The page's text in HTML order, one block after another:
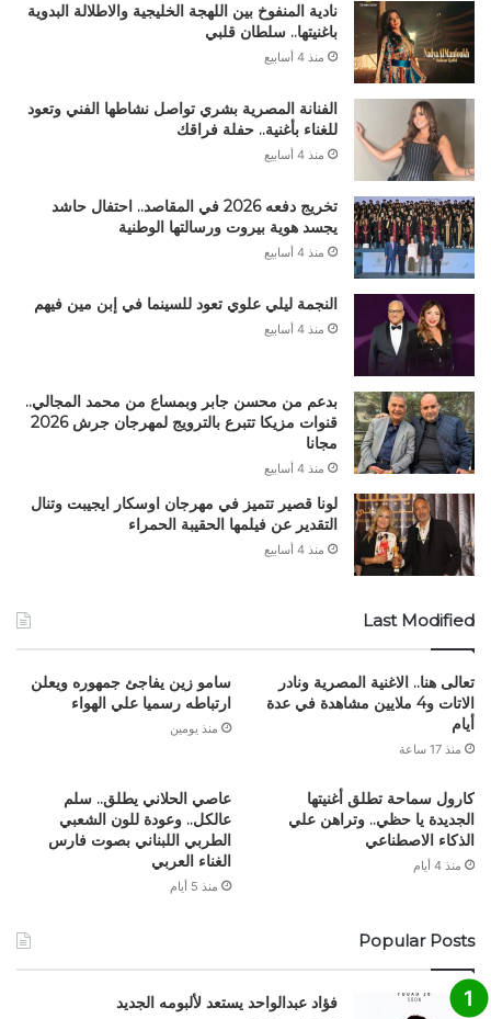
نادية المنفوخ بين اللهجة الخليجية والاطلالة البدوية
باغنيتها.. سلطان قلبي
منذ 4 أسابيع
الفنانة المصرية بشري تواصل نشاطها الفني وتعود
للغناء بأغنية.. حفلة فراقك
منذ 4 أسابيع
تخريج دفعه 2026 في المقاصد.. احتفال حاشد
يجسد هوية بيروت ورسالتها الوطنية
منذ 4 أسابيع
النجمة ليلي علوي تعود للسينما في إبن مين فيهم
منذ 4 أسابيع
بدعم من محسن جابر وبمساع من محمد المجالي..
قنوات مزيكا تتبرع بالترويج لمهرجان جرش 2026
مجانا
منذ 4 أسابيع
لونا قصير تتميز في مهرجان اوسكار ايجيبت وتنال
التقدير عن فيلمها الحقيبة الحمراء
منذ 4 أسابيع
Last Modified
تعالى هنا.. الاغنية المصرية ونادر
الاتات و4 ملايين مشاهدة في عدة
أيام
منذ 17 ساعة
سامو زين يفاجئ جمهوره ويعلن
ارتباطه رسميا علي الهواء
منذ يومين
كارول سماحة تطلق أغنيتها
الجديدة يا حظي.. وتراهن علي
الذكاء الاصطناعي
منذ 4 أيام
عاصي الحلاني يطلق.. سلم
عالكل.. وعودة للون الشعبي
الطربي اللبناني بصوت فارس
الغناء العربي
منذ 5 أيام
Popular Posts
فؤاد عبدالواحد يستعد لألبومه الجديد